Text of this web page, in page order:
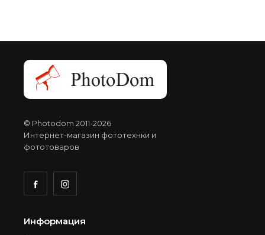
© Photodom 2011-2026
Интернет-магазин фототехнки и
фототоваров
Информация